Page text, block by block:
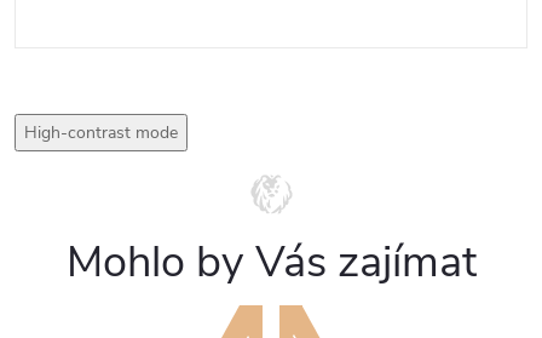
High-contrast mode
Mohlo by Vás zajímat